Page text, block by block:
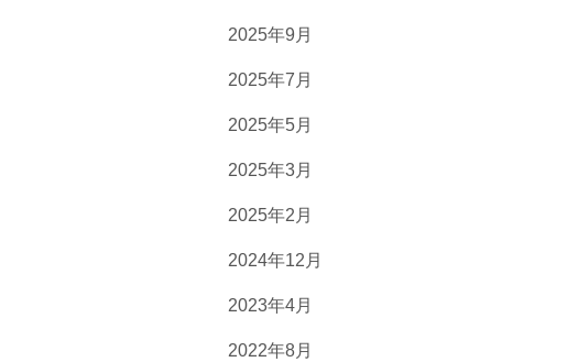
2025年9月
2025年7月
2025年5月
2025年3月
2025年2月
2024年12月
2023年4月
2022年8月